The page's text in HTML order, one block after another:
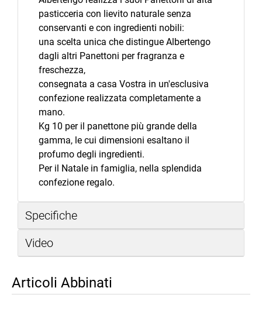
pasticceria con lievito naturale senza
conservanti e con ingredienti nobili:
una scelta unica che distingue Albertengo
dagli altri Panettoni per fragranza e
freschezza,
consegnata a casa Vostra in un'esclusiva
confezione realizzata completamente a
mano.
Kg 10 per il panettone più grande della
gamma, le cui dimensioni esaltano il
profumo degli ingredienti.
Per il Natale in famiglia, nella splendida
confezione regalo.
Specifiche
Video
Articoli Abbinati